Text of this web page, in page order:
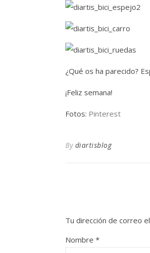
¿Qué os ha parecido?
¡Feliz semana!
Fotos: Pinterest
By diartisblog
Tu dirección de correo
Nombre *